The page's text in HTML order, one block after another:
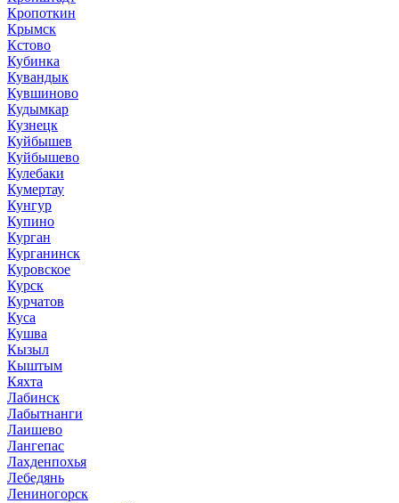
Кропоткин
Крымск
Кстово
Кубинка
Кувандык
Кувшиново
Кудымкар
Кузнецк
Куйбышев
Куйбышево
Кулебаки
Кумертау
Кунгур
Купино
Курган
Курганинск
Куровское
Курск
Курчатов
Куса
Кушва
Кызыл
Кыштым
Кяхта
Лабинск
Лабытнанги
Лаишево
Лангепас
Лахденпохья
Лебедянь
Лениногорск